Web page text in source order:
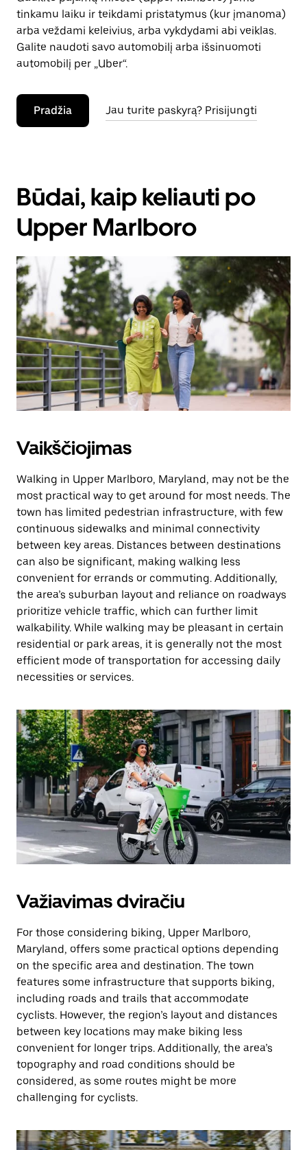
tinkamu laiku ir teikdami pristatymus (kur įmanoma)
arba veždami keleivius, arba vykdydami abi veiklas.
Galite naudoti savo automobilį arba išsinuomoti
automobilį per „Uber“.
Pradžia Jau turite paskyrą? Prisijungti
Būdai, kaip keliauti po
Upper Marlboro
Vaikščiojimas
Walking in Upper Marlboro, Maryland, may not be the
most practical way to get around for most needs. The
town has limited pedestrian infrastructure, with few
continuous sidewalks and minimal connectivity
between key areas. Distances between destinations
can also be significant, making walking less
convenient for errands or commuting. Additionally,
the area’s suburban layout and reliance on roadways
prioritize vehicle traffic, which can further limit
walkability. While walking may be pleasant in certain
residential or park areas, it is generally not the most
efficient mode of transportation for accessing daily
necessities or services.
Važiavimas dviračiu
For those considering biking, Upper Marlboro,
Maryland, offers some practical options depending
on the specific area and destination. The town
features some infrastructure that supports biking,
including roads and trails that accommodate
cyclists. However, the region’s layout and distances
between key locations may make biking less
convenient for longer trips. Additionally, the area’s
topography and road conditions should be
considered, as some routes might be more
challenging for cyclists.